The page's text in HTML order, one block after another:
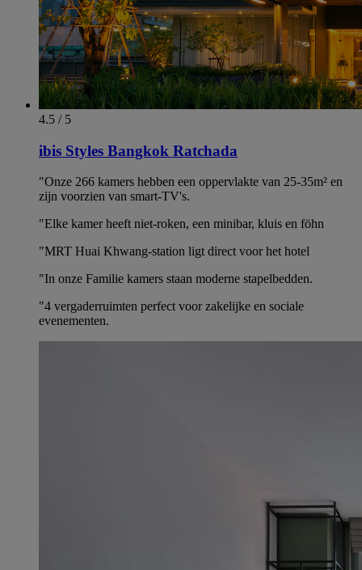
4.5 / 5
ibis Styles Bangkok Ratchada
"Onze 266 kamers hebben een oppervlakte van 25-35m² en
zijn voorzien van smart-TV's.
"Elke kamer heeft niet-roken, een minibar, kluis en föhn
"MRT Huai Khwang-station ligt direct voor het hotel
"In onze Familie kamers staan moderne stapelbedden.
"4 vergaderruimten perfect voor zakelijke en sociale
evenementen.